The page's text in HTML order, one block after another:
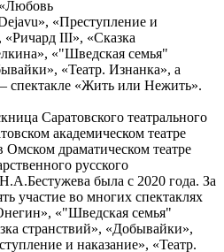
«Преступление и
«Ричард III», «Сказка
«"Шведская семья"
«Театр. Изнанка», а
спектакле «Жить или Нежить».
Саратовского театрального
академическом театре
драматическом театре
русского
была с 2020 года. За
участие во многих спектаклях
«"Шведская семья"
странствий», «Добывайки»,
и наказание», «Театр.